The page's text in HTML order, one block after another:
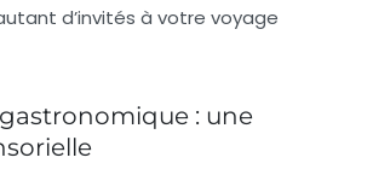
d’invités à votre voyage
: une